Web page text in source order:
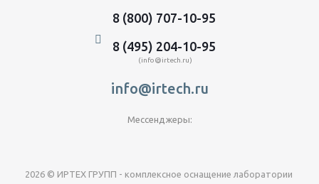
8 (800) 707-10-95
8 (495) 204-10-95
(info@irtech.ru)
info@irtech.ru
Мессенджеры:
2026 © ИРТЕХ ГРУПП - комплексное оснащение лаборатории